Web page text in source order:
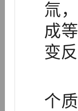
氚
成
变
（
个